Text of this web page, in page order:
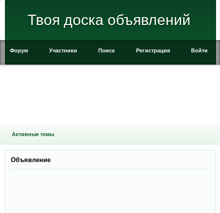
Твоя доска объявлений
Форум Участники Поиск Регистрация Войти
Активные темы
Объявление